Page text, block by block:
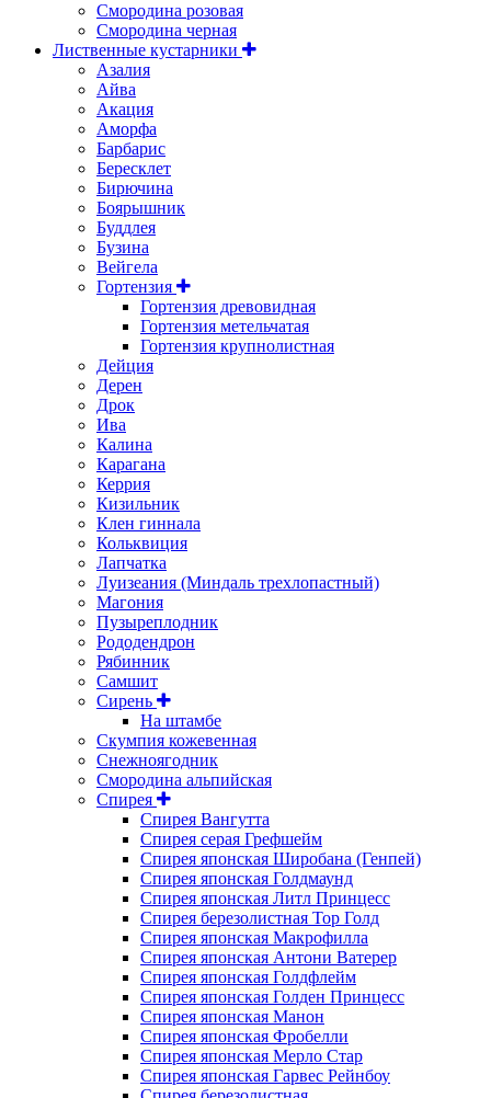
Смородина розовая
Смородина черная
Лиственные кустарники
Азалия
Айва
Акация
Аморфа
Барбарис
Бересклет
Бирючина
Боярышник
Буддлея
Бузина
Вейгела
Гортензия
Гортензия древовидная
Гортензия метельчатая
Гортензия крупнолистная
Дейция
Дерен
Дрок
Ива
Калина
Карагана
Керрия
Кизильник
Клен гиннала
Кольквиция
Лапчатка
Луизеания (Миндаль трехлопастный)
Магония
Пузыреплодник
Рододендрон
Рябинник
Самшит
Сирень
На штамбе
Скумпия кожевенная
Снежноягодник
Смородина альпийская
Спирея
Спирея Вангутта
Спирея серая Грефшейм
Спирея японская Широбана (Генпей)
Спирея японская Голдмаунд
Спирея японская Литл Принцесс
Спирея березолистная Тор Голд
Спирея японская Макрофилла
Спирея японская Антони Ватерер
Спирея японская Голдфлейм
Спирея японская Голден Принцесс
Спирея японская Манон
Спирея японская Фробелли
Спирея японская Мерло Стар
Спирея японская Гарвес Рейнбоу